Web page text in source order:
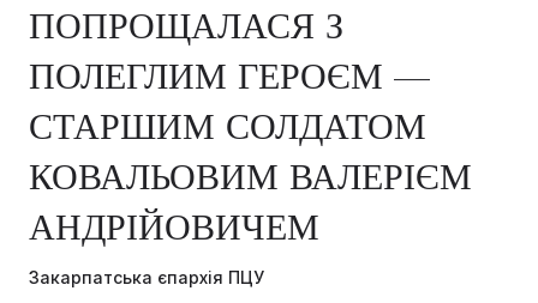
ПОПРОЩАЛАСЯ З
ПОЛЕГЛИМ ГЕРОЄМ —
СТАРШИМ СОЛДАТОМ
КОВАЛЬОВИМ ВАЛЕРІЄМ
АНДРІЙОВИЧЕМ
Закарпатська єпархія ПЦУ